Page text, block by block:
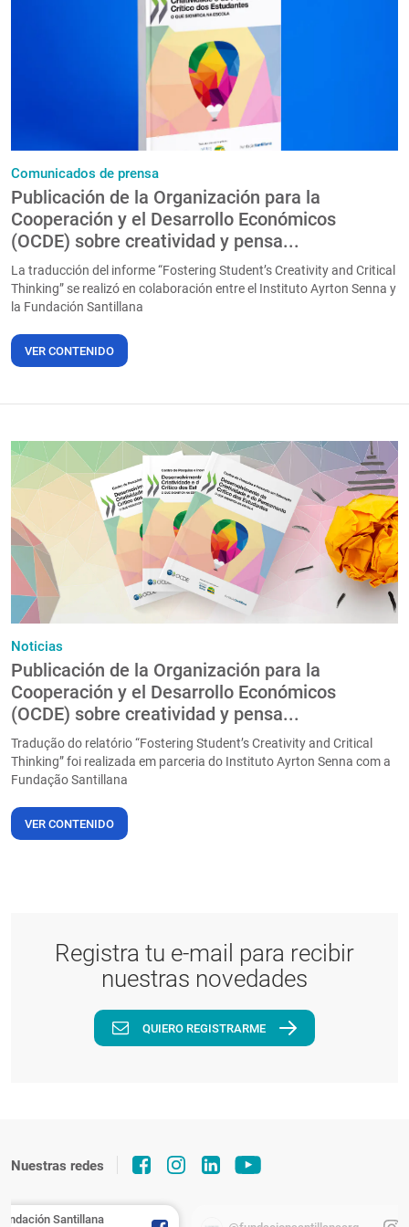
Comunicados de prensa
Publicación de la Organización para la
Cooperación y el Desarrollo Económicos
(OCDE) sobre creatividad y pensa...
La traducción del informe “Fostering Student’s Creativity and Critical
Thinking” se realizó en colaboración entre el Instituto Ayrton Senna y
la Fundación Santillana
VER CONTENIDO
Noticias
Publicación de la Organización para la
Cooperación y el Desarrollo Económicos
(OCDE) sobre creatividad y pensa...
Tradução do relatório “Fostering Student’s Creativity and Critical
Thinking” foi realizada em parceria do Instituto Ayrton Senna com a
Fundação Santillana
VER CONTENIDO
Registra tu e-mail para recibir
nuestras novedades
QUIERO REGISTRARME
Nuestras redes
Santillana